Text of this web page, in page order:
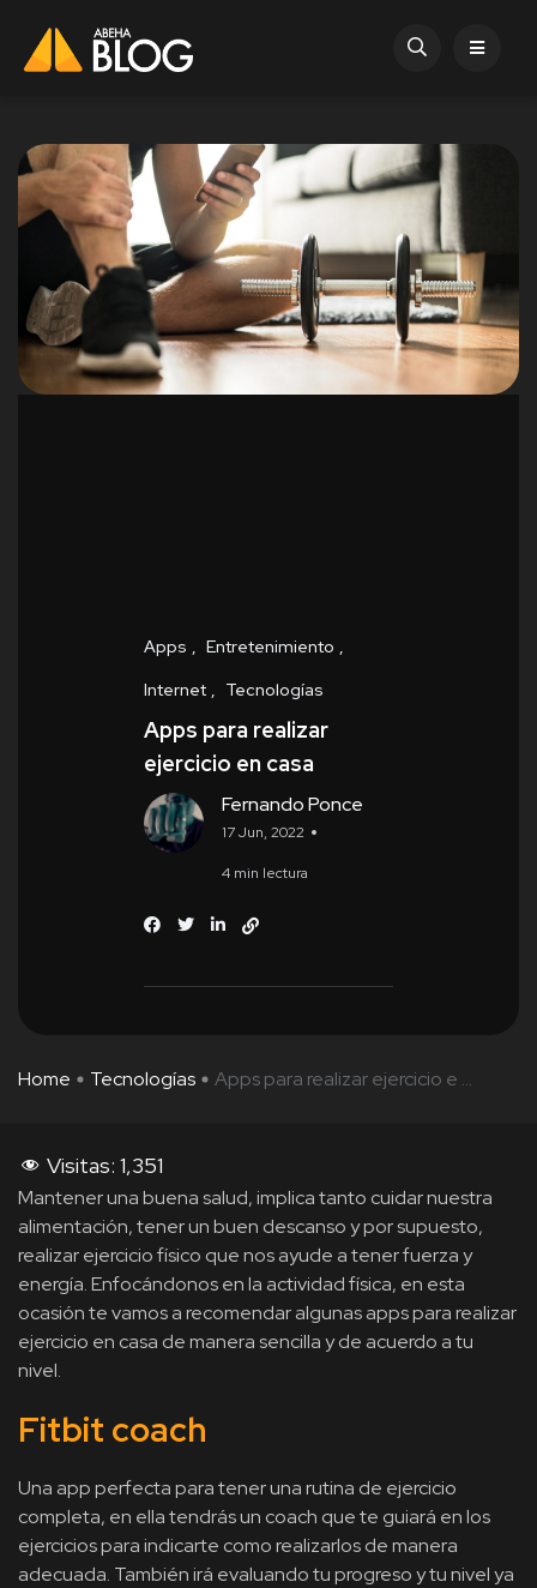
Apps
Entretenimiento
Internet
Tecnologías
Apps para realizar
ejercicio en casa
Fernando Ponce
17 Jun, 2022
4 min lectura
Home Tecnologías Apps para realizar ejercicio e ...
Visitas: 1,351
Mantener una buena salud, implica tanto cuidar nuestra
alimentación, tener un buen descanso y por supuesto,
realizar ejercicio físico que nos ayude a tener fuerza y
energía. Enfocándonos en la actividad física, en esta
ocasión te vamos a recomendar algunas apps para realizar
ejercicio en casa de manera sencilla y de acuerdo a tu
nivel.
Fitbit coach
Una app perfecta para tener una rutina de ejercicio
completa, en ella tendrás un coach que te guiará en los
ejercicios para indicarte como realizarlos de manera
adecuada. También irá evaluando tu progreso y tu nivel ya